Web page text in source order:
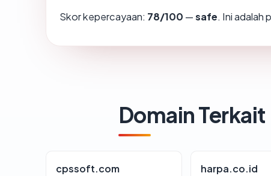
Skor kepercayaan: 78/100 —safe. Ini adalah
Domain Terkait
cpssoft.com harpa.co.id